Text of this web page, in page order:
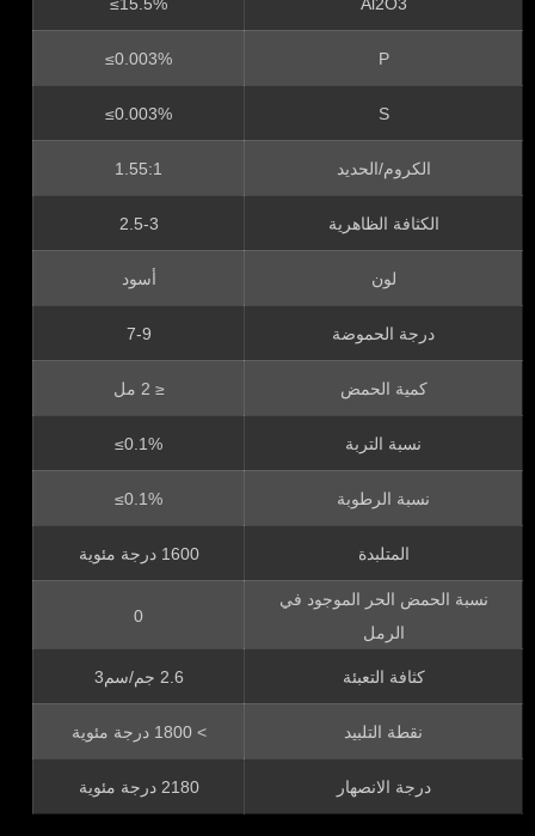
P
≤0.003%
S
≤0.003%
الكروم/الحديد 1.55:1
الكثافة الظاهرية 2.5-3
لون أسود
درجة الحموضة 7-9
كمية الحمض ≤ 2 مل
نسبة التربة ≤0.1%
نسبة الرطوبة ≤0.1%
المتلبدة 1600 درجة مئوية
نسبة الحمض الحر الموجود في
الرمل
0
كثافة التعبئة 2.6 جم/سم3
نقطة التلبيد > 1800 درجة مئوية
درجة الانصهار 2180 درجة مئوية